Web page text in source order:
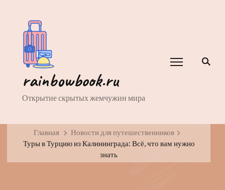
rainbowbook.ru
Открытие скрытых жемчужин мира
Главная
Новости для путешественников
Туры в Турцию из Калининграда: Всё, что вам нужно
знать